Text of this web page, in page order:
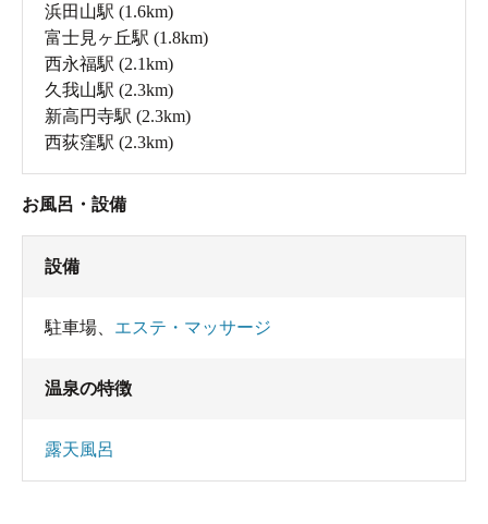
浜田山駅 (1.6km)
富士見ヶ丘駅 (1.8km)
西永福駅 (2.1km)
久我山駅 (2.3km)
新高円寺駅 (2.3km)
西荻窪駅 (2.3km)
お風呂・設備
設備
駐車場 エステ・マッサージ
温泉の特徴
露天風呂